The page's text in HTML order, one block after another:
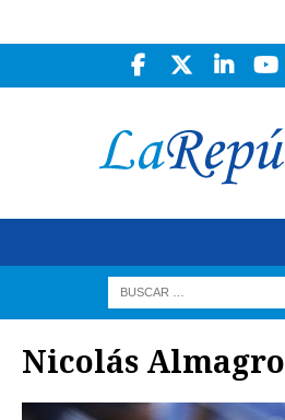
Nicolás Almagro